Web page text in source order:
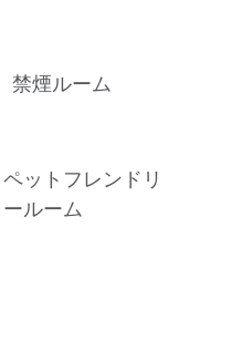
禁煙ルーム
ペットフレンドリ
ールーム